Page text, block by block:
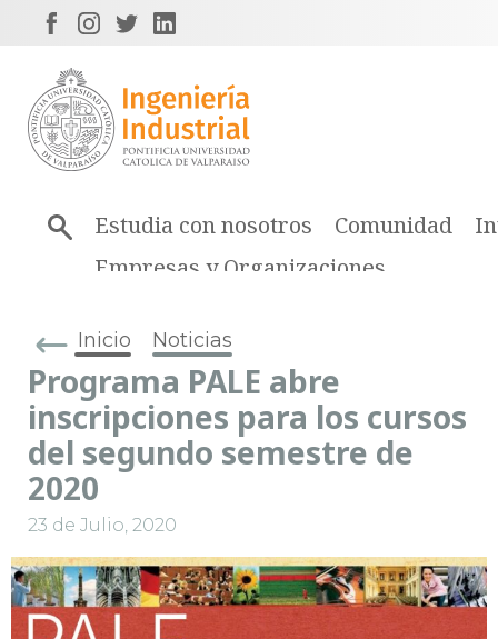
Estudia con nosotros Comunidad
Empresas y Organizaciones
Inicio Noticias
Programa PALE abre
inscripciones para los cursos
del segundo semestre de
2020
23 de Julio, 2020